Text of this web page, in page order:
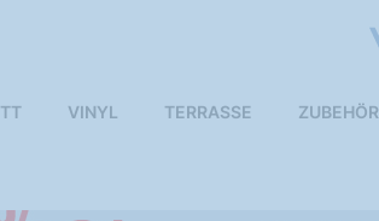
VINYL TERRASSE ZUBEHÖR